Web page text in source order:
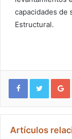
capacidades de
Estructural.
Artículos